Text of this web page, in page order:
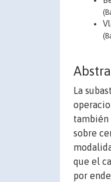
La
también
sobre
que el
por